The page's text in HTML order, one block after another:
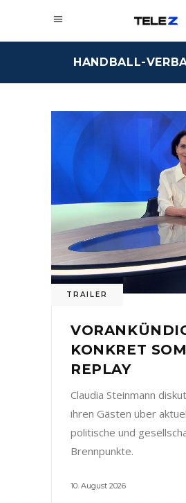
HANDBALL-
TRAILER
KONKRET
REPLAY
Claudia Steinmann
ihren Gästen über
politische und
Brennpunkte.
10. August 2026